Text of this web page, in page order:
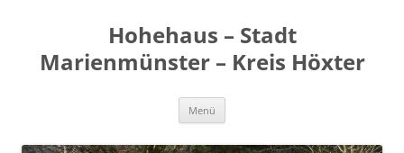
Hohehaus – Stadt
Marienmünster – Kreis Höxter
Menü